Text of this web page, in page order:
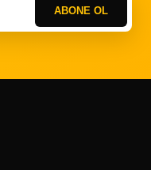
ABONE OL